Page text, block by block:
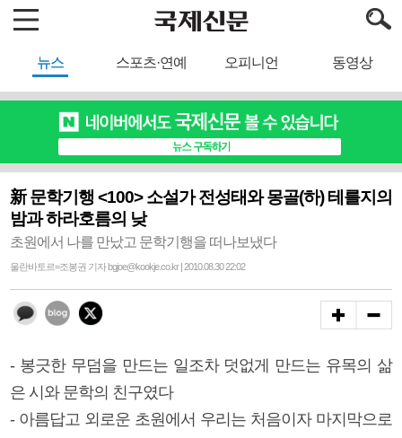
뉴스 스포츠·연예 오피니언 동영상
新 문학기행 <100> 소설가 전성태와 몽골(하) 테를지의
밤과 하라호름의 낮
초원에서 나를 만났고 문학기행을 떠나보냈다
울란바토르=조봉권 기자 bgjoe@kookje.co.kr | 2010.08.30 22:02
- 봉긋한 무덤을 만드는 일조차 덧없게 만드는 유목의 삶
은 시와 문학의 친구였다
- 아름답고 외로운 초원에서 우리는 처음이자 마지막으로